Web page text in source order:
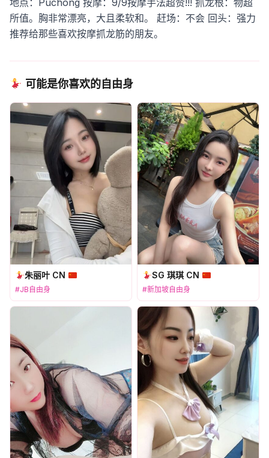
地点：Puchong 按摩：9/9按摩手法超赞!!! 抓龙根：物超
所值。胸非常漂亮，大且柔软和。
赶场：不会 回头：强力
推荐给那些喜欢按摩抓龙筋的朋友。
可能是你喜欢的自由身
朱丽叶 CN
#JB自由身
SG 琪琪 CN
#新加坡自由身